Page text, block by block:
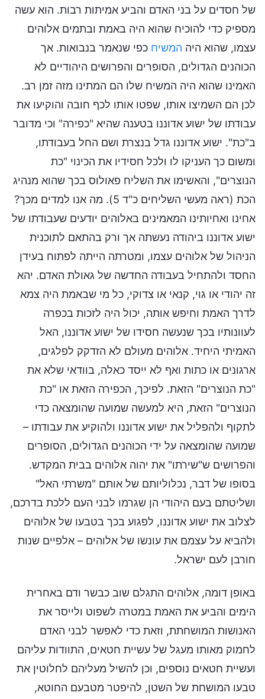
של חסדים על בני האדם והביע אמיתות רבות. הוא עשה
מספיק כדי להוכיח שהוא היה באמת ובתמים אלוהים
עצמו, שהוא היה המשיח כפי שנאמר בנבואות. אך
הכוהנים הגדולים, הסופרים והפרושים היהודיים לא
האמינו שהוא היה המשיח שלו הם המתינו מזה זמן רב.
לכן הם השמיצו אותו, שפטו אותו לכף חובה והוקיעו את
עבודתו של ישוע אדוננו בטענה שהיא "כפירה" וכי מדובר
ב"כת". ישוע אדוננו גדל בנצרת ושם החל בעבודתו,
ומשום כך העניקו לו ולכל חסידיו את הכינוי "כת
הנוצרים", והאשימו את השליח פאולוס בכך שהוא מנהיג
הכת (ראה מעשי השליחים כ"ד 5). מה אנו למדים מכך?
אחינו ואחיותינו המאמינים באלוהים יודעים שעבודתו של
ישוע אדוננו ביהודה נעשתה אך ורק בהתאם לתוכנית
הניהול של אלוהים עצמו, ומטרתה הייתה לפתוח בעידן
החסד ולהתחיל בעבודה החדשה של גאולת האדם. יהא
זה יהודי או גוי, קנאי או צדוקי, כל מי שבאמת היה צמא
לדרך האמת וחיפש אותה, יכול היה לזכות בכפרה
לעוונותיו בכך שנעשה חסידו של ישוע אדוננו, האל
האמיתי היחיד. אלוהים מעולם לא הזדקק לפלגים,
ארגונים או כתות ואף לא ייסד כאלה, בוודאי שלא את
"כת הנוצרים" הזאת. לפיכך, הכפירה הזאת או "כת
הנוצרים" הזאת, היא למעשה שמועה שהומצאה כדי
לתקוף ולהפליל את ישוע אדוננו ולהוקיע את עבודתו –
שמועה שהומצאה על ידי הכוהנים הגדולים, הסופרים
והפרושים ש"שירתו" את יהוה אלוהים בבית המקדש.
בסופו של דבר, נכלוליותם של אותם "משרתי האל"
ושליטתם בעם היהודי הן שגרמו לבני העם ללכת בדרכם,
לצלוב את ישוע אדוננו, לפגוע בכך בטבעו של אלוהים
ולהביא על עצמם את עונשו של אלוהים – אלפיים שנות
חורבן לעם ישראל.
באופן דומה, אלוהים התגלם שוב כבשר ודם באחרית
הימים והביע את האמת במטרה לשפוט ולייסר את
האנושות המושחתת, וזאת כדי לאפשר לבני האדם
לחמוק מאותו מעגל של עשיית חטאים, התוודות עליהם
ועשיית חטאים נוספים, וכן להשיל מעליהם לחלוטין את
טבעו המושחת של השטן, להיפטר מטבעם החוטא,